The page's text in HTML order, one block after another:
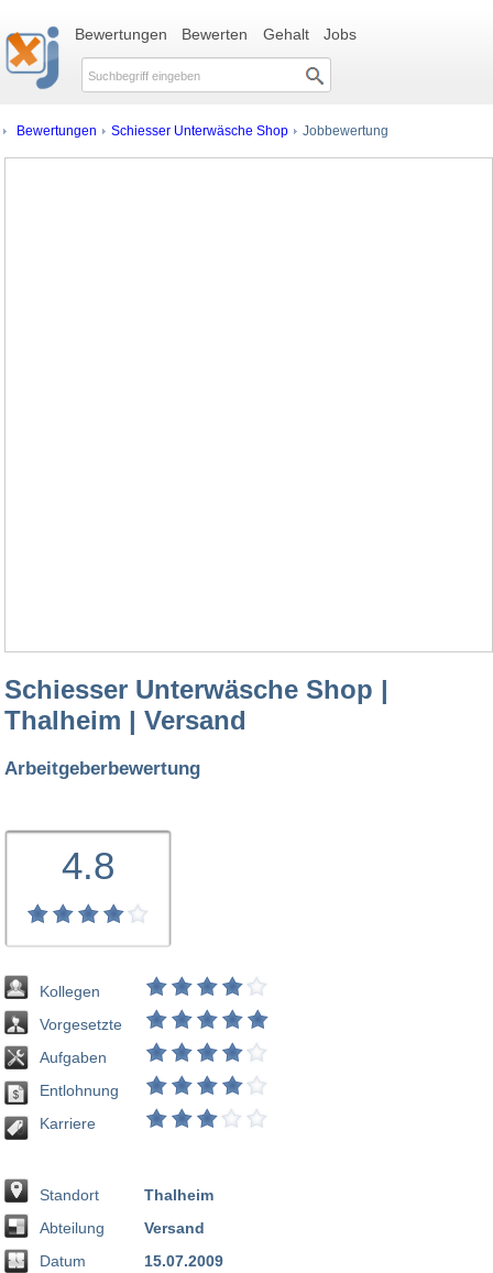
Bewertungen Bewerten Gehalt Jobs
Bewertungen Schiesser Unterwäsche Shop Jobbewertung
Schiesser Unterwäsche Shop |
Thalheim | Versand
Arbeitgeberbewertung
4.8
Kollegen
Vorgesetzte
Aufgaben
Entlohnung
Karriere
Standort
Abteilung
Datum
Thalheim
Versand
15.07.2009